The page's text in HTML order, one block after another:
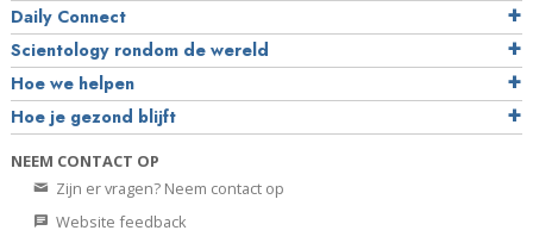
Daily Connect
Scientology rondom de wereld
Hoe we helpen
Hoe je gezond blijft
NEEM CONTACT OP
Zijn er vragen? Neem contact op
Website feedback